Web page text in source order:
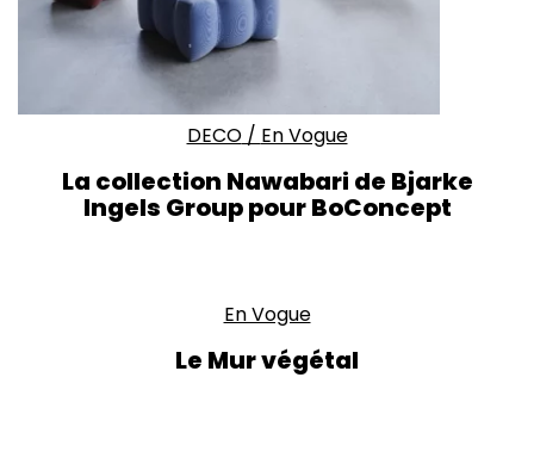
DECO/ En Vogue
La collection Nawabari de Bjarke
Ingels Group pour BoConcept
En Vogue
Le Mur végétal